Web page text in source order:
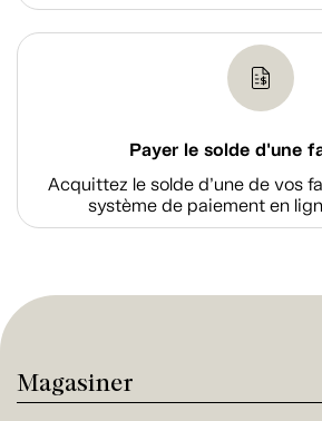
Payer le solde d'une
Acquittez le solde d’une de vos
système de paiement en
Magasiner